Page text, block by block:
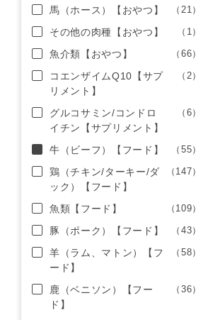
馬（ホース）【おやつ】 （21）
その他の肉種【おやつ】 （1）
魚介類【おやつ】 （66）
コエンザイムQ10【サプ
リメント】
（2）
グルコサミン/コンドロ
イチン【サプリメント】
（6）
牛（ビーフ）【フード】 （55）
鶏（チキン/ターキー/ダ
ック）【フード】
（147）
魚類【フード】 （109）
豚（ポーク）【フード】 （43）
羊（ラム、マトン）【フ
ード】
（58）
鹿（ベニソン）【フー
ド】
（36）